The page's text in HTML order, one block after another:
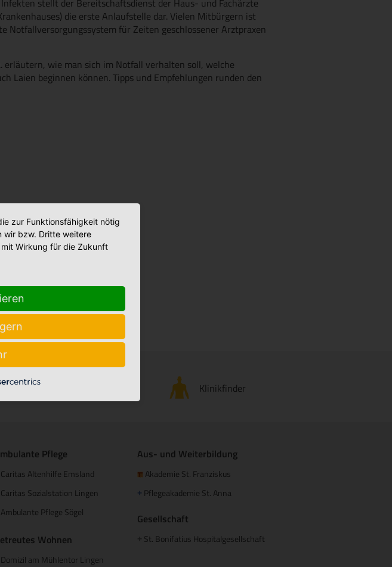
stellt der Bereitschaftsdienst der Haus- und Fachärzte
die erste Anlaufstelle dar. Vielen Mitbürgern ist
Notfallversorgungssystem für Zeiten geschlossener Arztpraxen
erläutern, wie man sich im Notfall verhalten soll, welche
Laien beginnen können. Tipps und Empfehlungen runden den
Klinikfinder
Pflege
Caritas Altenhilfe Emsland
Caritas Sozialstation Lingen
Ambulante Pflege Sögel
Wohnen
Domizil am Mühlentor Lingen
Aus- und Weiterbildung
Akademie St. Franziskus
+ Pflegeakademie St. Anna
Gesellschaft
St. Bonifatius Hospitalgesellschaft
zur Funktionsfähigkeit nötig
wir bzw. Dritte weitere
Wirkung für die Zukunft